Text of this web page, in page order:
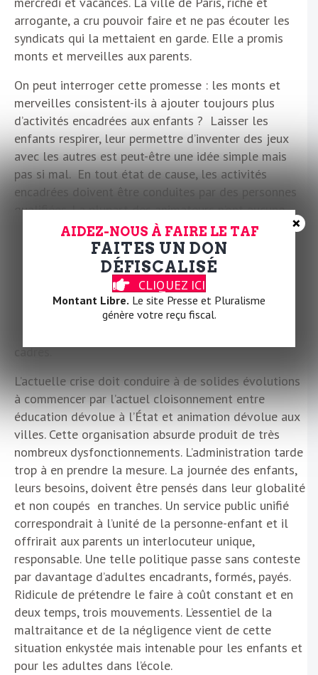
arrogante, a cru pouvoir faire et ne pas écouter les
syndicats qui la mettaient en garde. Elle a promis
monts et merveilles aux parents.
On peut interroger cette promesse : les monts et
merveilles consistent-ils à ajouter toujours plus
d’activités encadrées aux enfants ? Laisser les
enfants respirer, leur permettre d’inventer des jeux
avec les autres est peut-être une idée simple mais
pas si mal. En tout état de cause, les activités
encadrées doivent être conduites par des personnes
qualifiées. La plupart des animateurs n’ont aucune
formation, pas même le Bafa. On ajoutera que des
emplois payés 800 euros par mois en moyenne, 11
euros de l’heure, avec des amplitudes horaires de
7h30 à 18h30 et des trous dans la journée n’attirent
que des personnes en grande nécessité. Sûrement peu
de vocations. Ces animateurs se dépatouillent et font
cadres.
L’actuelle crise doit conduire à de solides évolutions
à commencer par l’actuel cloisonnement entre
éducation dévolue à l’État et animation dévolue aux
villes. Cette organisation absurde produit de très
nombreux dysfonctionnements. L’administration tarde
trop à en prendre la mesure. La journée des enfants,
leurs besoins, doivent être pensés dans leur globalité
et non coupés en tranches. Un service public unifié
correspondrait à l’unité de la personne-enfant et il
offrirait aux parents un interlocuteur unique,
responsable. Une telle politique passe sans conteste
par davantage d’adultes encadrants, formés, payés.
Ridicule de prétendre le faire à coût constant et en
deux temps, trois mouvements. L’essentiel de la
maltraitance et de la négligence vient de cette
situation enkystée mais intenable pour les enfants et
pour les adultes dans l’école.
AIDEZ-NOUS À FAIRE LE TAF
FAITES UN DON
DÉFISCALISÉ
CLIQUEZ ICI
Montant Libre. Le site Presse et Pluralisme
génère votre reçu fiscal.
×